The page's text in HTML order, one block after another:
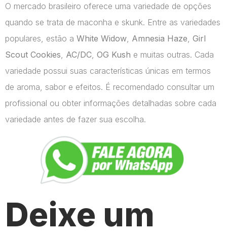
O mercado brasileiro oferece uma variedade de opções
quando se trata de maconha e skunk. Entre as variedades
populares, estão a White Widow Amnesia Haze Girl
Scout Cookies AC/DC OG Kush e muitas outras. Cada
variedade possui suas características únicas em termos
de aroma, sabor e efeitos. É recomendado consultar um
profissional ou obter informações detalhadas sobre cada
variedade antes de fazer sua escolha.
Deixe um